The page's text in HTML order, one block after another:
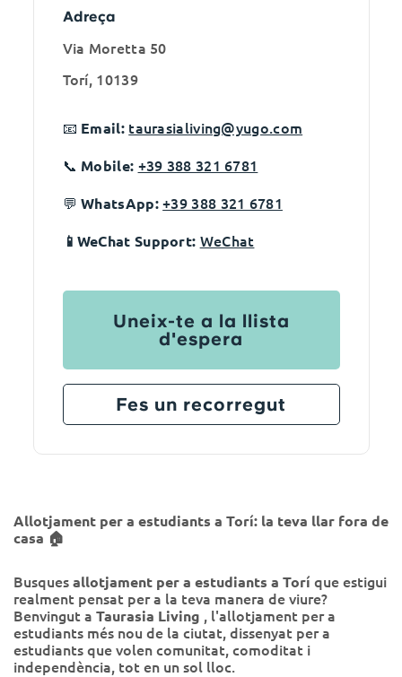
Allotjament per a estudiants a Torí: la teva llar fora de
casa 🏠
Busquesallotjament per a estudiants a Torí que estigui
realment pensat per a la teva manera de viure?
Benvingut a Taurasia Living , l'allotjament per a
estudiants més nou de la ciutat, dissenyat per a
estudiants que volen comunitat, comoditat i
independència, tot en un sol lloc.
Adreça
Via Moretta 50
Torí, 10139
📧 Email: taurasialiving@yugo.com
📞 Mobile: +39 388 321 6781
💬 WhatsApp: +39 388 321 6781
📱WeChat Support: WeChat
Uneix-te a la llista
d'espera
Fes un recorregut